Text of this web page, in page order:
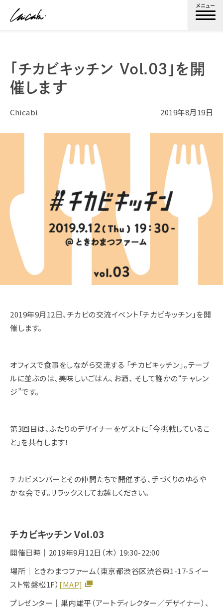
メニュー
「チカビキッチン Vol.03」を開
催します
Chicabi 2019年8月19日
2019年9月12日、チカビの交流イベント「チカビキッチン」を開
催します。
オフィスで食事をしながら交流する 「チカビキッチン」。テーブ
ルに並ぶのは、美味しいごはん、お酒、 そして誰かの“チャレン
ジ”です。
第3回目は、ふたりのデザイナーをゲストに「今挑戦しているこ
と」を共有します！
チカビメンバーとその仲間たちで開催する、手づくりのゆるや
かな会です。リラックスしてお越しください。
チカビキッチン Vol.03
開催日時｜2019年9月12日（木） 19:30-22:00
場所｜ときわまつファーム（東京都渋谷区渋谷東1-17-5 イー
スト常磐松1F） [MAP]
プレゼンター｜巣内雄平（アートディレクター／デザイナー）、